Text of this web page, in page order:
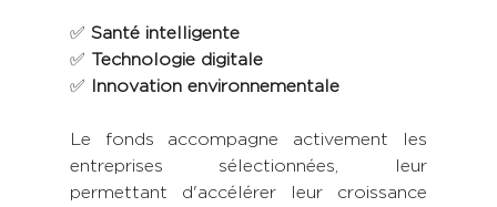
✅ Santé intelligente
✅ Technologie digitale
✅ Innovation environnementale
Le fonds accompagne activement les
entreprises sélectionnées, leur
permettant d'accélérer leur croissance